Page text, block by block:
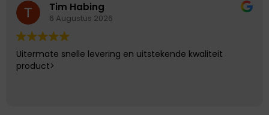
Tim Habing
6 Augustus 2026
Uitermate snelle levering en uitstekende kwaliteit
product>